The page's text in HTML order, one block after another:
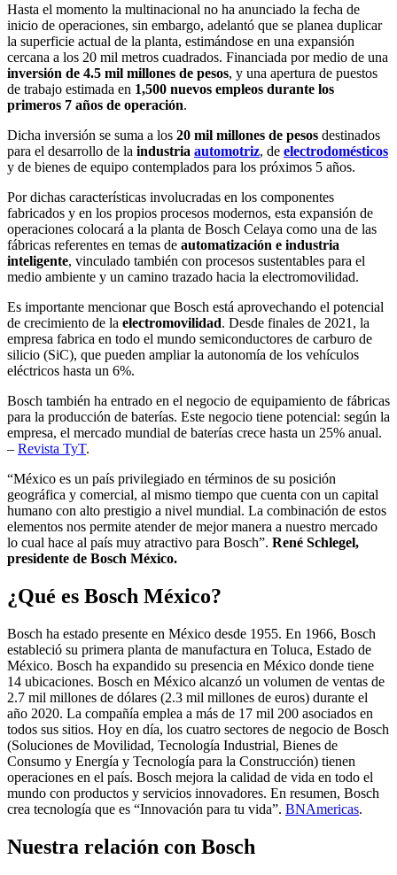
Hasta el momento la multinacional no ha anunciado la fecha de
inicio de operaciones, sin embargo, adelantó que se planea duplicar
la superficie actual de la planta, estimándose en una expansión
cercana a los 20 mil metros cuadrados. Financiada por medio de una
inversión de 4.5 mil millones de pesos, y una apertura de puestos
de trabajo estimada en 1,500 nuevos empleos durante los
primeros 7 años de operación.
Dicha inversión se suma a los 20 mil millones de pesos destinados
para el desarrollo de la industria automotriz, de electrodomésticos
y de bienes de equipo contemplados para los próximos 5 años.
Por dichas características involucradas en los componentes
fabricados y en los propios procesos modernos, esta expansión de
operaciones colocará a la planta de Bosch Celaya como una de las
fábricas referentes en temas de automatización e industria
inteligente, vinculado también con procesos sustentables para el
medio ambiente y un camino trazado hacia la electromovilidad.
Es importante mencionar que Bosch está aprovechando el potencial
de crecimiento de la electromovilidad. Desde finales de 2021, la
empresa fabrica en todo el mundo semiconductores de carburo de
silicio (SiC), que pueden ampliar la autonomía de los vehículos
eléctricos hasta un 6%.
Bosch también ha entrado en el negocio de equipamiento de fábricas
para la producción de baterías. Este negocio tiene potencial: según la
empresa, el mercado mundial de baterías crece hasta un 25% anual.
– Revista TyT.
“México es un país privilegiado en términos de su posición
geográfica y comercial, al mismo tiempo que cuenta con un capital
humano con alto prestigio a nivel mundial. La combinación de estos
elementos nos permite atender de mejor manera a nuestro mercado
lo cual hace al país muy atractivo para Bosch”. René Schlegel,
presidente de Bosch México.
¿Qué es Bosch México?
Bosch ha estado presente en México desde 1955. En 1966, Bosch
estableció su primera planta de manufactura en Toluca, Estado de
México. Bosch ha expandido su presencia en México donde tiene
14 ubicaciones. Bosch en México alcanzó un volumen de ventas de
2.7 mil millones de dólares (2.3 mil millones de euros) durante el
año 2020. La compañía emplea a más de 17 mil 200 asociados en
todos sus sitios. Hoy en día, los cuatro sectores de negocio de Bosch
(Soluciones de Movilidad, Tecnología Industrial, Bienes de
Consumo y Energía y Tecnología para la Construcción) tienen
operaciones en el país. Bosch mejora la calidad de vida en todo el
mundo con productos y servicios innovadores. En resumen, Bosch
crea tecnología que es “Innovación para tu vida”. BNAmericas.
Nuestra relación con Bosch